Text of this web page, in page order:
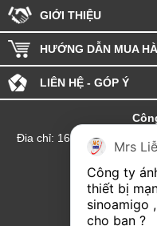
GIỚI THIỆU
HƯỚNG DẪN MUA
LIÊN HỆ - GÓP Ý
Đia chỉ: 164 Phố Chùa
Email:
Đại
Mrs
Công ty
thiết bị
sinoamigo
cho bạn ?